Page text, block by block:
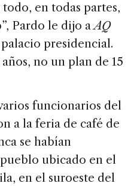
en todas partes,
Pardo le dijo aAQ
presidencial.
no un plan de 15
funcionarios del
a la feria de café de
se habían
ubicado en el
en el suroeste del